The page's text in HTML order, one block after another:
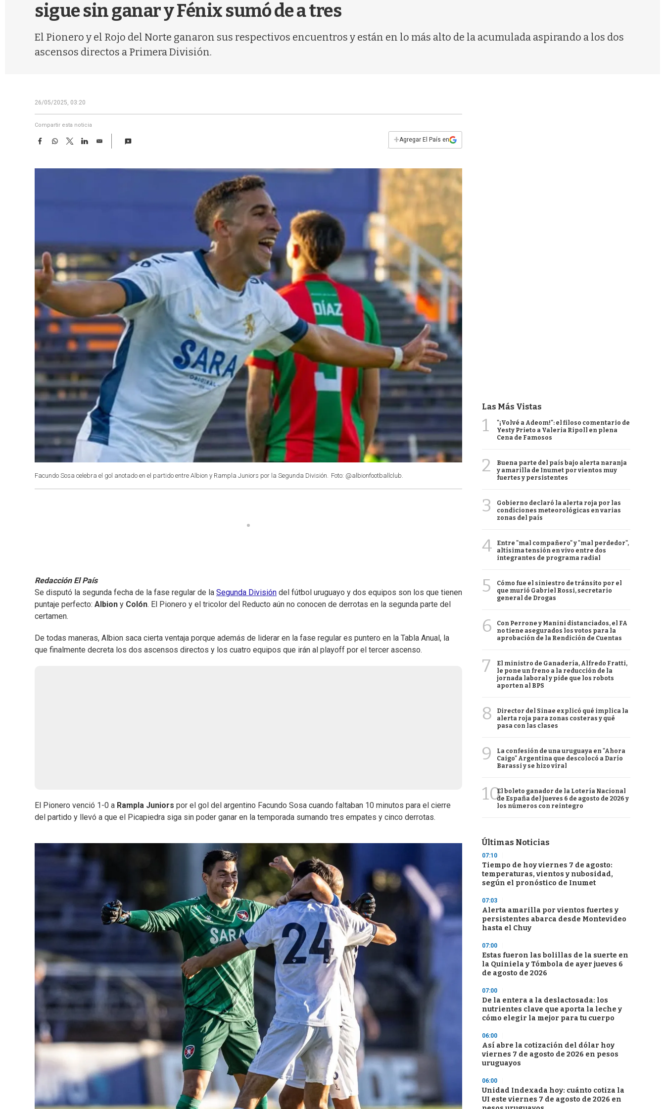
sigue sin ganar y Fénix sumó de a tres
El Pionero y el Rojo del Norte ganaron sus respectivos encuentros y están en lo más alto de la acumulada aspirando a los dos
ascensos directos a Primera División.
26/05/2025, 03:20
Compartir esta noticia
F
e
W
t
T
w
t
L
k
E
i
+Agregar El País en
Facundo Sosa celebra el gol anotado en el partido entre Albion y Rampla Juniors por la Segunda División. Foto: @albionfootballclub.
Redacción El País
Se disputó la segunda fecha de la fase regular de la Segunda División del fútbol uruguayo y dos equipos son los que tienen
puntaje perfecto: Albion y Colón. El Pionero y el tricolor del Reducto aún no conocen de derrotas en la segunda parte del
certamen.
De todas maneras, Albion saca cierta ventaja porque además de liderar en la fase regular es puntero en la Tabla Anual, la
que finalmente decreta los dos ascensos directos y los cuatro equipos que irán al playoff por el tercer ascenso.
El Pionero venció 1-0 a Rampla Juniors por el gol del argentino Facundo Sosa cuando faltaban 10 minutos para el cierre
del partido y llevó a que el Picapiedra siga sin poder ganar en la temporada sumando tres empates y cinco derrotas.
Las Más Vistas
1
"¡Volvé a Adeom!": el filoso comentario de
Yesty Prieto a Valeria Ripoll en plena
Cena de Famosos
2
Buena parte del país bajo alerta naranja
y amarilla de Inumet por vientos muy
fuertes y persistentes
3
Gobierno declaró la alerta roja por las
condiciones meteorológicas en varias
zonas del país
4
Entre "mal compañero" y "mal perdedor",
altísima tensión en vivo entre dos
integrantes de programa radial
5
Cómo fue el siniestro de tránsito por el
que murió Gabriel Rossi, secretario
general de Drogas
6
Con Perrone y Manini distanciados, el FA
no tiene asegurados los votos para la
aprobación de la Rendición de Cuentas
7
El ministro de Ganadería, Alfredo Fratti,
le pone un freno a la reducción de la
jornada laboral y pide que los robots
aporten al BPS
8
Director del Sinae explicó qué implica la
alerta roja para zonas costeras y qué
pasa con las clases
9
La confesión de una uruguaya en "Ahora
Caigo" Argentina que descolocó a Darío
Barassi y se hizo viral
10El boleto ganador de la Lotería Nacional
de España del jueves 6 de agosto de 2026 y
los números con reintegro
Últimas Noticias
07:10
Tiempo de hoy viernes 7 de agosto:
temperaturas, vientos y nubosidad,
según el pronóstico de Inumet
07:03
Alerta amarilla por vientos fuertes y
persistentes abarca desde Montevideo
hasta el Chuy
07:00
Estas fueron las bolillas de la suerte en
la Quiniela y Tómbola de ayer jueves 6
de agosto de 2026
07:00
De la entera a la deslactosada: los
nutrientes clave que aporta la leche y
cómo elegir la mejor para tu cuerpo
06:00
Así abre la cotización del dólar hoy
viernes 7 de agosto de 2026 en pesos
uruguayos
06:00
Unidad Indexada hoy: cuánto cotiza la
UI este viernes 7 de agosto de 2026 en